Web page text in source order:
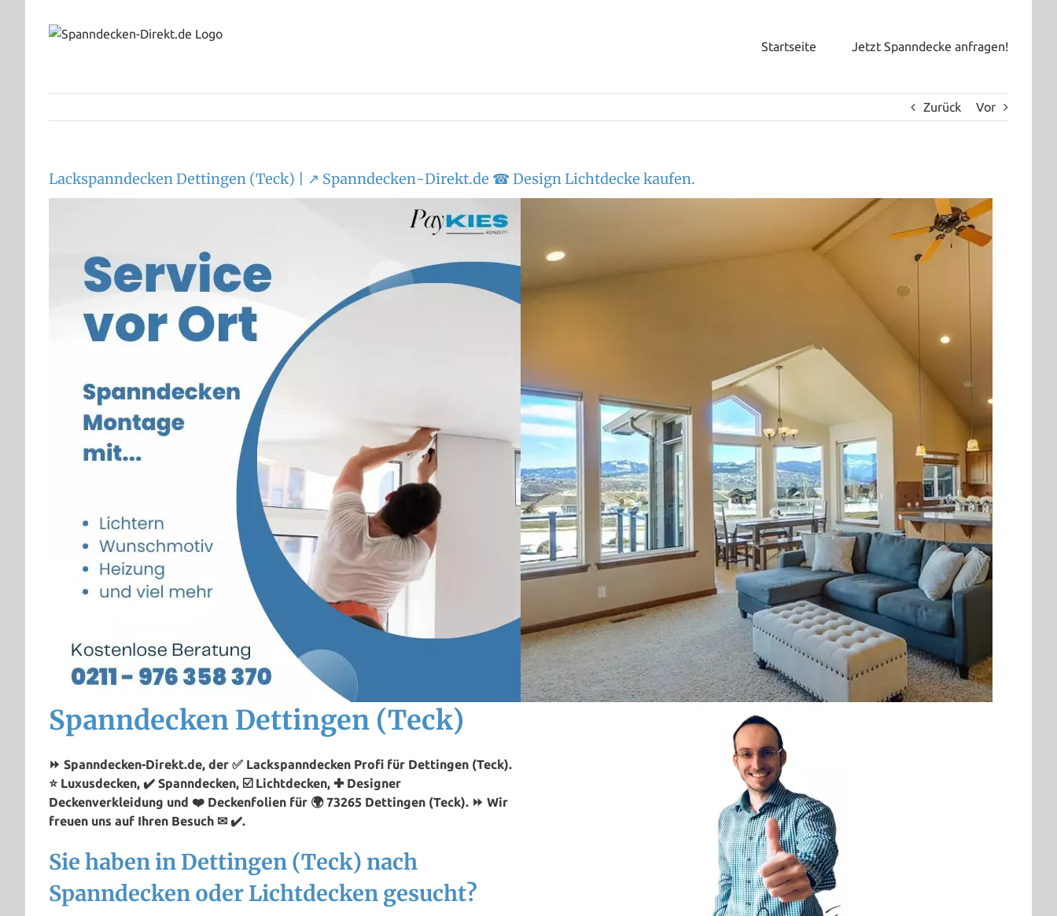
Startseite Jetzt Spanndecke anfragen!
Zurück Vor
Lackspanndecken Dettingen (Teck) | ↗️ Spanndecken-Direkt.de ☎ Design Lichtdecke kaufen.
Spanndecken Dettingen (Teck)
⏩ Spanndecken-Direkt.de, der ✅ Lackspanndecken Profi für Dettingen (Teck).
⭐ Luxusdecken, ✔️ Spanndecken, ☑️ Lichtdecken, ✚ Designer
Deckenverkleidung und ❤️ Deckenfolien für 🌍 73265 Dettingen (Teck). ⏩ Wir
freuen uns auf Ihren Besuch ✉ ✔️.
Sie haben in Dettingen (Teck) nach
Spanndecken oder Lichtdecken gesucht?